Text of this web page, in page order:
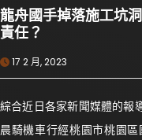
龍舟國手掉落施工坑
責任？
17 2 月, 2023
綜合近日各家新聞媒體的報
晨騎機車行經桃園市桃園